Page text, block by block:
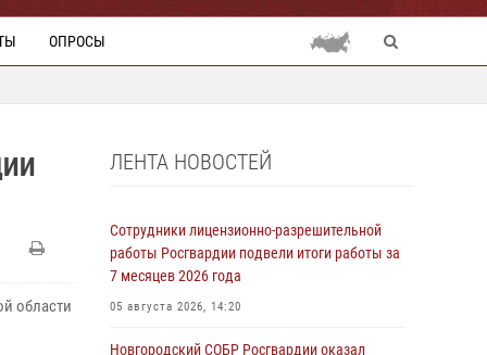
ОПРОСЫ
области
ЛЕНТА НОВОСТЕЙ
Сотрудники лицензионно-разрешительной
работы Росгвардии подвели итоги работы за
7 месяцев 2026 года
05 августа 2026, 14:20
Новгородский СОБР Росгвардии оказал